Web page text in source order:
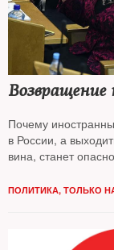
Почему
в России, а
вина, станет
ПОЛИТИКА, ТОЛЬКО